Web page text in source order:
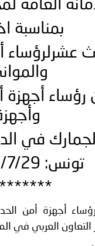
لمجلس وزراء
العامة
بمناسبة
رؤساء
في
تونس: 2016/7/29م
أجهزة أمن
التعاون العربي في